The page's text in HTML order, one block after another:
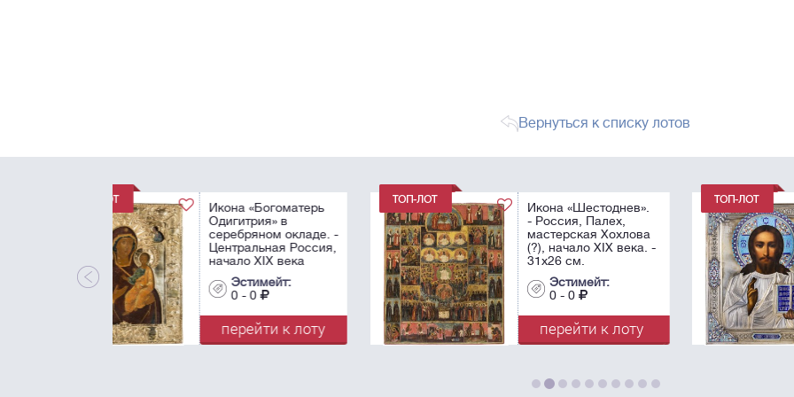
Вернуться к списку лотов
Икона «Шестоднев».
- Россия, Палех,
мастерская Хохлова
(?), начало XIX века. -
31х26 см.
перейти к лоту
Икона «Господь
Вседержитель» в
серебряном окладе. -
Россия, Москва,
перейти к лоту